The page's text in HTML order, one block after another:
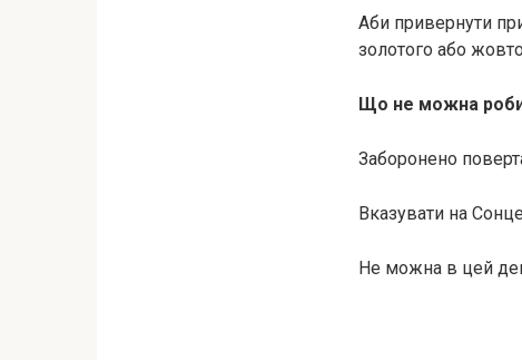
Аби привернути
золотого або
Що не можна
Заборонено
Вказувати на
Не можна в цей